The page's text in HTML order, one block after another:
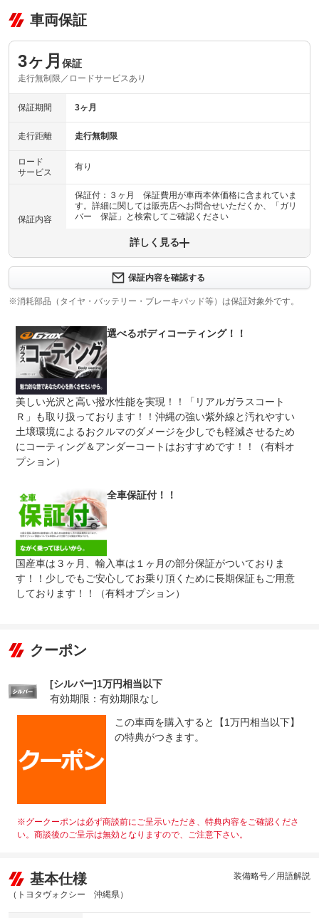
車両保証
3ヶ月 保証
走行無制限／ロードサービスあり
保証期間 3ヶ月
走行距離 走行無制限
ロード
サービス
有り
保証内容
保証付：３ヶ月 保証費用が車両本体価格に含まれていま
す。詳細に関しては販売店へお問合せいただくか、「ガリ
バー 保証」と検索してご確認ください
保証内容について問い合わせる
保証項目
計11項目
１エンジン機構 ２動力伝達機構 ３ブレーキ機構 ４ス
テアリング機構 ５前後アクスル機構 ６電子制御機構
７エアコン機構 ８車外装備品 ９車内装備品 １０乗員
修理回数 無制限
上限金額
車両本体価格
●期間内の修理回数に制限はありませんが、累積上限金額
は車両価格の５０％が上限です●対象部品の詳細は、別途
規約に定めるとおりとなります。
免責金
無し
●１年間までのプランには免責金はございません。●長期有
料プランを選択された方は、２年目以降の修理１回に対し
て、１万円の免責金を申し受けます。●詳しくはスタッフ
受付先
お近くのガリバー店舗または修理工場のご案内をいたしま
すので、お気軽にお申し付けください。
法定整備
整備付 法定12ヶ月または法定24ヶ月点検整備付
※車検なし・車検整備付の場合は法定24ヶ月点検整備付
※商用車は6ヶ月または12ヶ月点検整備付
法定整備
について
１．契約後～納車までに法定点検を実施致します。 ２．
支払総額に整備代金を含んでおります。 ３．点検記録簿
が発行されます。
詳しく見る
保証内容を確認する
※消耗部品（タイヤ・バッテリー・ブレーキパッド等）は保証対象外です。
選べるボディコーティング！！
美しい光沢と高い撥水性能を実現！！「リアルガラスコート
Ｒ」も取り扱っております！！沖縄の強い紫外線と汚れやすい
土壌環境によるおクルマのダメージを少しでも軽減させるため
にコーティング＆アンダーコートはおすすめです！！（有料オ
プション）
全車保証付！！
国産車は３ヶ月、輸入車は１ヶ月の部分保証がついておりま
す！！少しでもご安心してお乗り頂くために長期保証もご用意
しております！！（有料オプション）
クーポン
[シルバー]1万円相当以下
有効期限：有効期限なし
この車両を購入すると【1万円相当以下】
の特典がつきます。
※グークーポンは必ず商談前にご呈示いただき、特典内容をご確認くださ
い。商談後のご呈示は無効となりますので、ご注意下さい。
基本仕様
（トヨタヴォクシー 沖縄県）
装備略号／用語解説